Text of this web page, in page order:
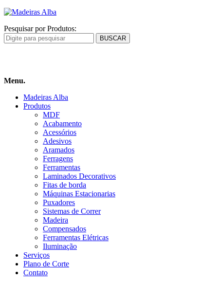
Pesquisar por Produtos:
Menu.
Madeiras Alba
Produtos
MDF
Acabamento
Acessórios
Adesivos
Aramados
Ferragens
Ferramentas
Laminados Decorativos
Fitas de borda
Máquinas Estacionarias
Puxadores
Sistemas de Correr
Madeira
Compensados
Ferramentas Elétricas
Iluminação
Serviços
Plano de Corte
Contato